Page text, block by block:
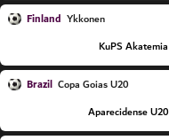
Finland Ykkonen
KuPS Akatemia
Brazil Copa Goias U20
Aparecidense U20